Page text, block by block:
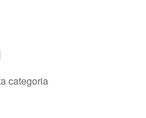
categoria